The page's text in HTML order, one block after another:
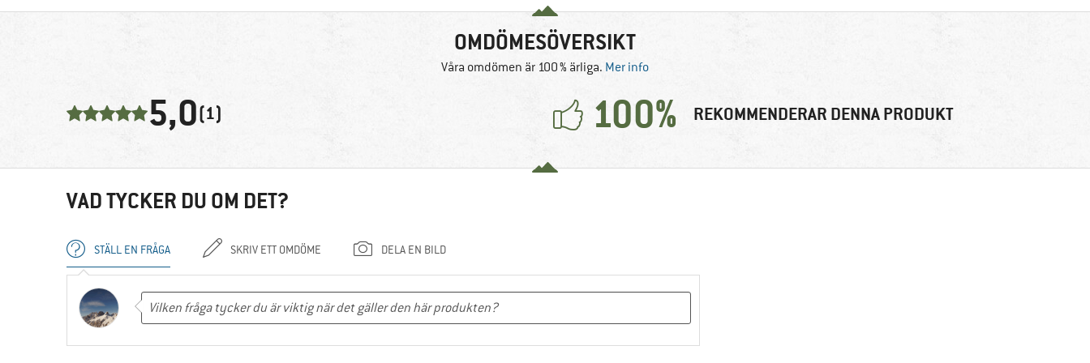
OMDÖMESÖVERSIKT
Våra omdömen är 100 % ärliga. Mer info
5,0(1) 100% REKOMMENDERAR DENNA PRODUKT
VAD TYCKER DU OM DET?
STÄLL EN FRÅGA SKRIV ETT OMDÖME DELA EN BILD